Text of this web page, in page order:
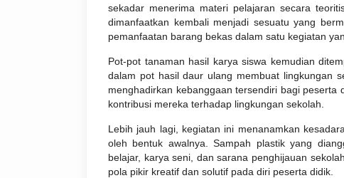
sekadar menerima materi pelajaran secara
dimanfaatkan kembali menjadi sesuatu yang
pemanfaatan barang bekas dalam satu kegiatan
Pot-pot tanaman hasil karya siswa kemudian
dalam pot hasil daur ulang membuat lingkungan
menghadirkan kebanggaan tersendiri bagi
kontribusi mereka terhadap lingkungan sekolah.
Lebih jauh lagi, kegiatan ini menanamkan
oleh bentuk awalnya. Sampah plastik yang
belajar, karya seni, dan sarana penghijauan
pola pikir kreatif dan solutif pada diri peserta didik.